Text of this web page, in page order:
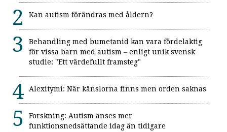
Kan autism förändras med åldern?
Behandling med bumetanid kan vara fördelaktig
för vissa barn med autism – enligt unik svensk
studie: "Ett värdefullt framsteg"
Alexitymi: När känslorna finns men orden saknas
Forskning: Autism anses mer
funktionsnedsättande idag än tidigare